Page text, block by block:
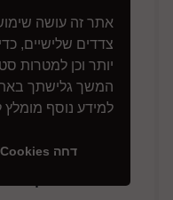
צדדים שלישיים,
יותר וכן למטרות
המשך גלישתך
למידע נוסף מומלץ
דחה Cookies